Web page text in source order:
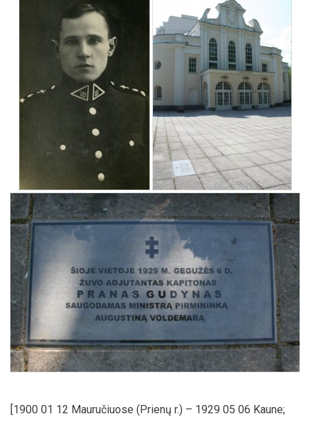
[1900 01 12 Mauručiuose (Prienų r.) – 1929 05 06 Kaune;